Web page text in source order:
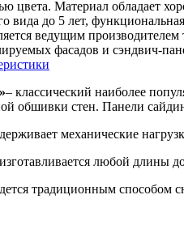
цвета. Материал обладает
вида до 5 лет,
ведущим
фасадов и сэндвич-
– классический наиболее
обшивки стен. Панели
механические
любой длины
традиционным